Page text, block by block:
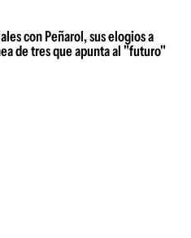
con Peñarol, sus elogios a
de tres que apunta al "futuro"